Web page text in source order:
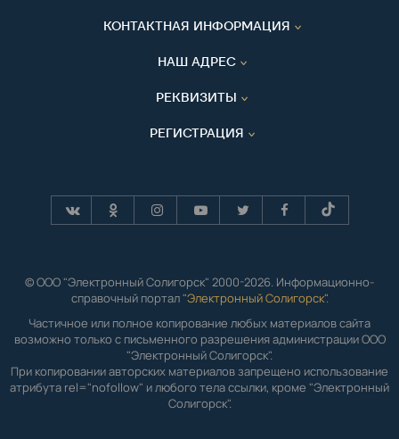
КОНТАКТНАЯ ИНФОРМАЦИЯ
НАШ АДРЕС
РЕКВИЗИТЫ
РЕГИСТРАЦИЯ
© ООО "Электронный Солигорск" 2000-2026. Информационно-
справочный портал "Электронный Солигорск".
Частичное или полное копирование любых материалов сайта
возможно только с письменного разрешения администрации ООО
"Электронный Солигорск".
При копировании авторских материалов запрещено использование
атрибута rel="nofollow" и любого тела ссылки, кроме "Электронный
Солигорск".